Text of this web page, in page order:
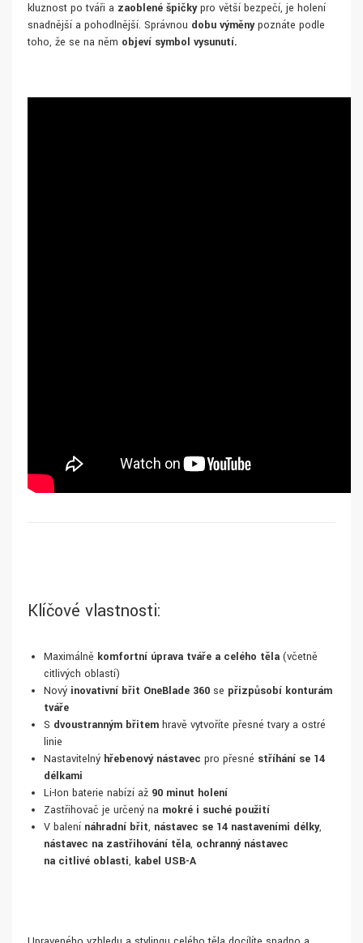
kluznost po tváři a zaoblené špičkypro větší bezpečí, je holení
snadnější a pohodlnější. Správnou dobu výměnypoznáte podle
toho, že se na něm objeví symbol vysunutí.
Klíčové vlastnosti:
Maximálně komfortní úprava tváře a celého těla (včetně
citlivých oblastí)
Nový inovativní břit OneBlade 360 se přizpůsobí konturám
tváře
S dvoustranným břitem hravě vytvoříte přesné tvary a ostré
linie
Nastavitelný hřebenový nástavec pro přesné stříhání se 14
délkami
Li-Ion baterie nabízí až 90 minut holení
Zastřihovač je určený na mokré i suché použití
V balení náhradní břit, nástavec se 14 nastaveními délky,
nástavec na zastřihování těla, ochranný nástavec
na citlivé oblasti, kabel USB-A